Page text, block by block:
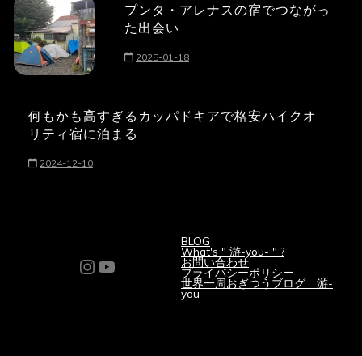
プンタ・アレナスの宿でつながっ
た出会い
2025-01-18
何もかも高すぎるカッパドキアで格安ハイクオ
リティ宿に泊まる
2024-12-10
Instagram
YouTube
BLOG
What's " 游-you- " ?
お問い合わせ
プライバシーポリシー
世界一周おぎつうブログ 游-
you-